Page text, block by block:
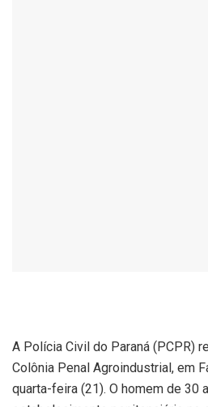
A Polícia Civil do Paraná (PCPR)
Colônia Penal Agroindustrial, em
quarta-feira (21). O homem de 30